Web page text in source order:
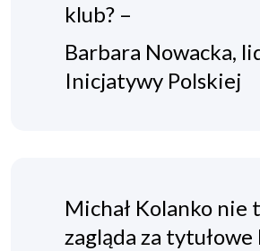
klub? –
Barbara Nowacka,
Inicjatywy Polskiej
Michał Kolanko nie
zagląda za tytułowe